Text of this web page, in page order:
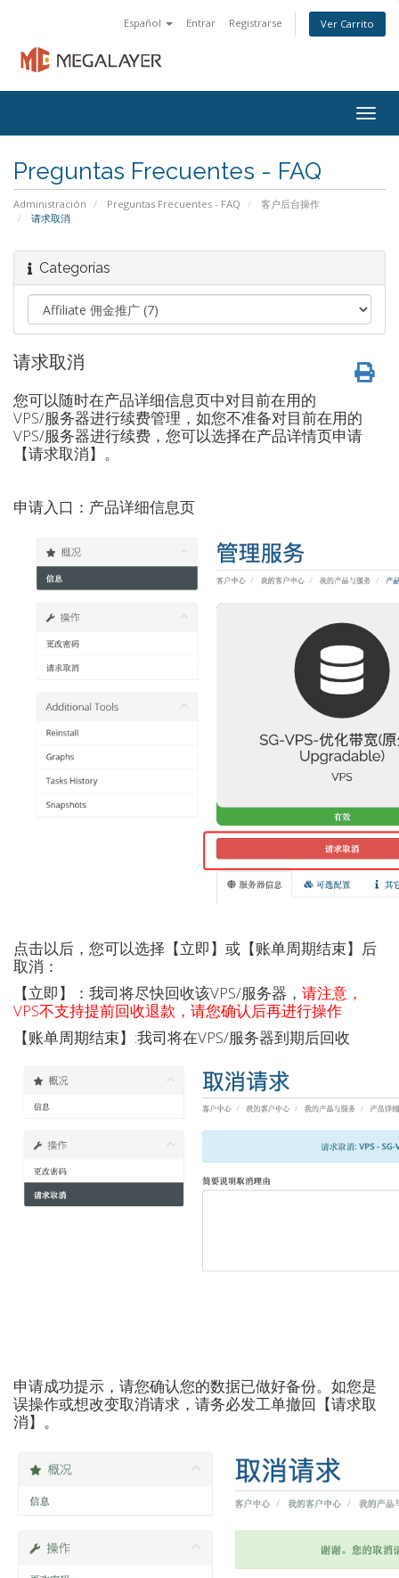
Español Entrar Registrarse Ver Carrito
Preguntas Frecuentes - FAQ
Administración Preguntas Frecuentes - FAQ
客户后台操作
请求取消
Categorías
请求取消
您可以随时在产品详细信息页中对目前在用的
VPS/服务器进行续费管理，如您不准备对目前在用的
VPS/服务器进行续费，您可以选择在产品详情页申请
【请求取消】。
申请入口：产品详细信息页
点击以后，您可以选择【立即】或【账单周期结束】后
取消：
【立即】：我司将尽快回收该VPS/服务器， 请注意，
VPS不支持提前回收退款，请您确认后再进行操作
【账单周期结束】:我司将在VPS/服务器到期后回收
申请成功提示，请您确认您的数据已做好备份。如您是
误操作或想改变取消请求，请务必发工单撤回【请求取
消】。